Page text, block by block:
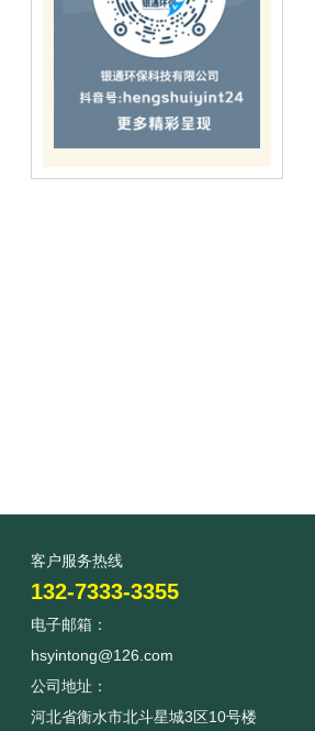
客户服务热线
132-7333-3355
电子邮箱：
hsyintong@126.com
公司地址：
河北省衡水市北斗星城3区10号楼